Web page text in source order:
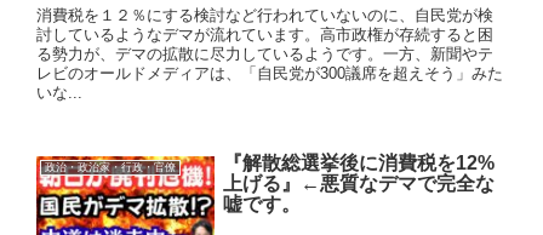
消費税を１２％にする検討など行われていないのに、自民党が検
討しているようなデマが流れています。高市政権が存続すると困
る勢力が、デマの拡散に尽力しているようです。一方、新聞やテ
レビのオールドメディアは、「自民党が300議席を超えそう」みた
いな...
政治・政治家・行政・官僚
『解散総選挙後に消費税を12%
上げる』←悪質なデマで完全な
嘘です。